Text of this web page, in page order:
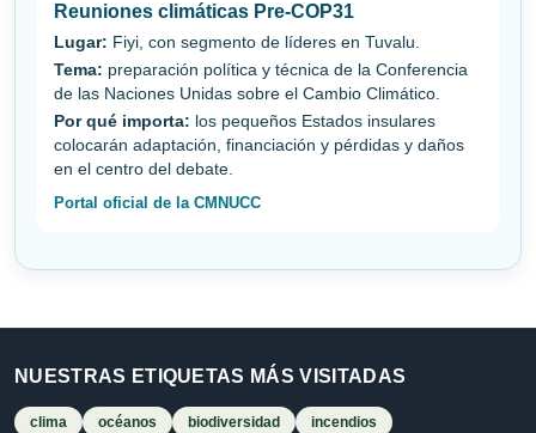
Reuniones climáticas Pre-COP31
Lugar: Fiyi, con segmento de líderes en Tuvalu.
Tema: preparación política y técnica de la Conferencia
de las Naciones Unidas sobre el Cambio Climático.
Por qué importa: los pequeños Estados insulares
colocarán adaptación, financiación y pérdidas y daños
en el centro del debate.
Portal oficial de la CMNUCC
NUESTRAS ETIQUETAS MÁS VISITADAS
clima océanos biodiversidad
incendios